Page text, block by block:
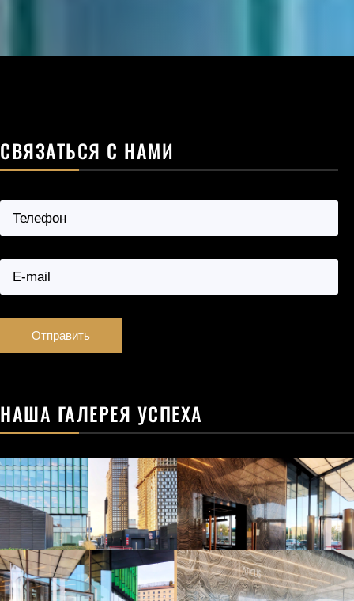
СВЯЗАТЬСЯ С НАМИ
НАША ГАЛЕРЕЯ УСПЕХА